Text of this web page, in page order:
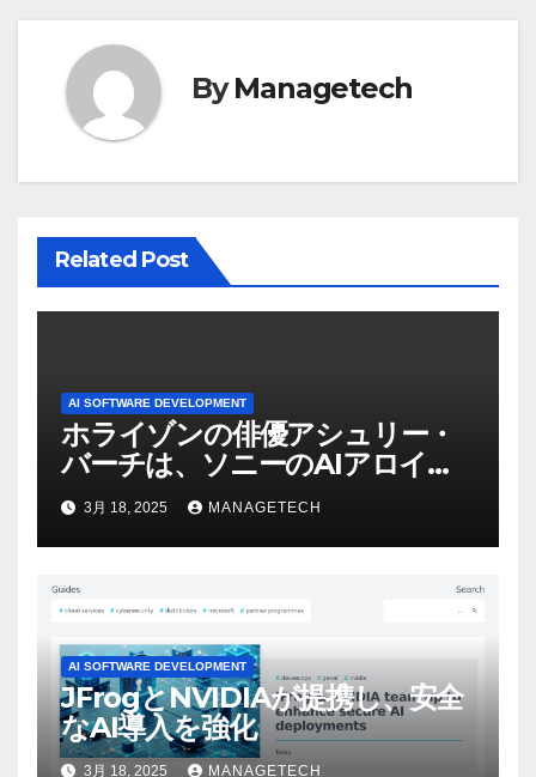
シ
ョ
ン
ByManagetech
Related Post
AI SOFTWARE DEVELOPMENT
ホライゾンの俳優アシュリー・
バーチは、ソニーのAIアロイの
ビデオを見て「ゲームパフォー
マンスという芸術形式に不安を
感じた」と語る – IGN
3月 18, 2025 MANAGETECH
AI SOFTWARE DEVELOPMENT
JFrogとNVIDIAが提携し、安全
なAI導入を強化
3月 18, 2025 MANAGETECH